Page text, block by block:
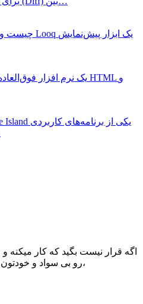
اگه قرار نیست بگید که کار میکنه
رو بی سواد و خودتون رو علامه دهر فرض کنید،